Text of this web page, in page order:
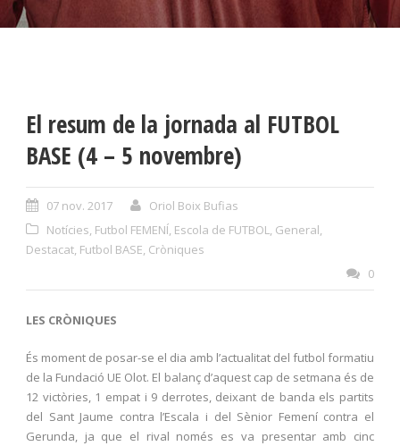
El resum de la jornada al FUTBOL
BASE (4 – 5 novembre)
07 nov. 2017
Oriol Boix Bufias
Notícies, Futbol FEMENÍ, Escola de FUTBOL, General,
Destacat, Futbol BASE, Cròniques
0
LES CRÒNIQUES
És moment de posar-se el dia amb l’actualitat del futbol formatiu
de la Fundació UE Olot. El balanç d’aquest cap de setmana és de
12 victòries, 1 empat i 9 derrotes, deixant de banda els partits
del Sant Jaume contra l’Escala i del Sènior Femení contra el
Gerunda, ja que el rival només es va presentar amb cinc